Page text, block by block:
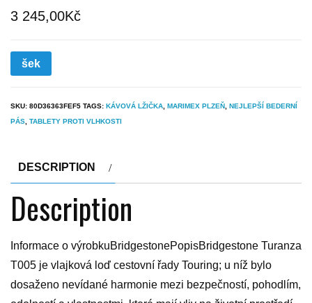
3 245,00Kč
šek
SKU: 80D36363FEF5 TAGS: KÁVOVÁ LŽIČKA, MARIMEX PLZEŇ, NEJLEPŠÍ BEDERNÍ
PÁS, TABLETY PROTI VLHKOSTI
DESCRIPTION
Description
Informace o výrobkuBridgestonePopisBridgestone Turanza
T005 je vlajková loď cestovní řady Touring; u níž bylo
dosaženo nevídané harmonie mezi bezpečností, pohodlím,